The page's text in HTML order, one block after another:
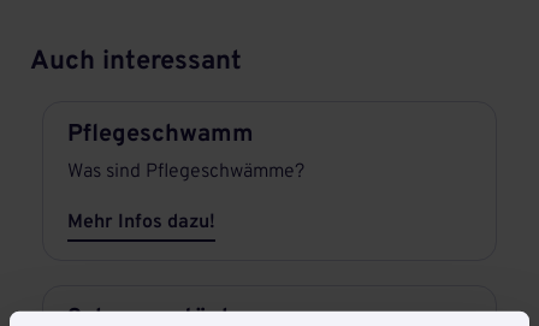
Auch interessant
Pflegeschwamm
Was sind Pflegeschwämme?
Mehr Infos dazu!
Schwammtücher